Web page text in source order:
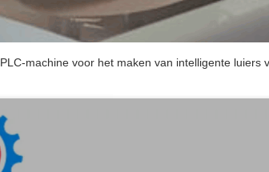
PLC-machine voor het maken van intelligente luiers